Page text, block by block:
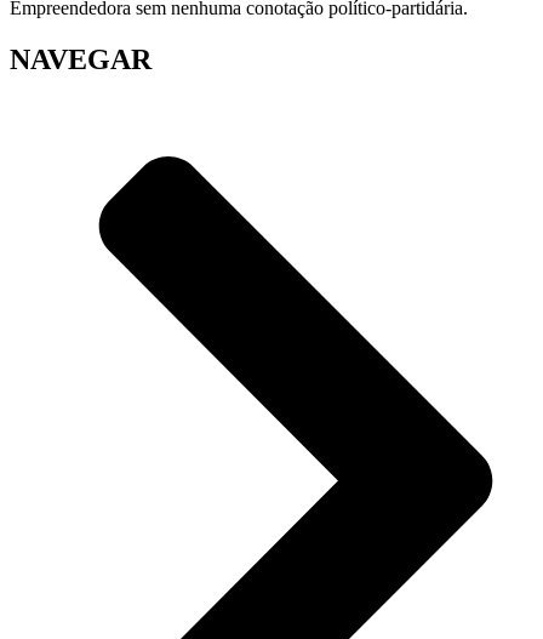
Empreendedora sem nenhuma conotação político-partidária.
NAVEGAR